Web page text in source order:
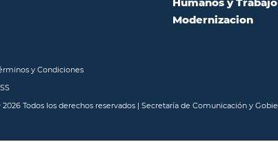
Modernizacion
y Condiciones
Todos los derechos reservados | Secretaría de Comunicación y